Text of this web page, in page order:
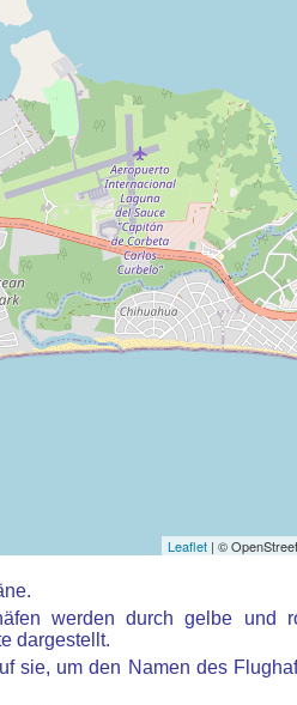
Leaflet | ©
werden durch gelbe und
dargestellt.
sie, um den Namen des